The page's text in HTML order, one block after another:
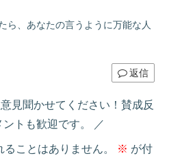
ら、あなたの言うように万能な人
返信
見聞かせてください！賛成反
トも歓迎です。
ことはありません。 ※ が付